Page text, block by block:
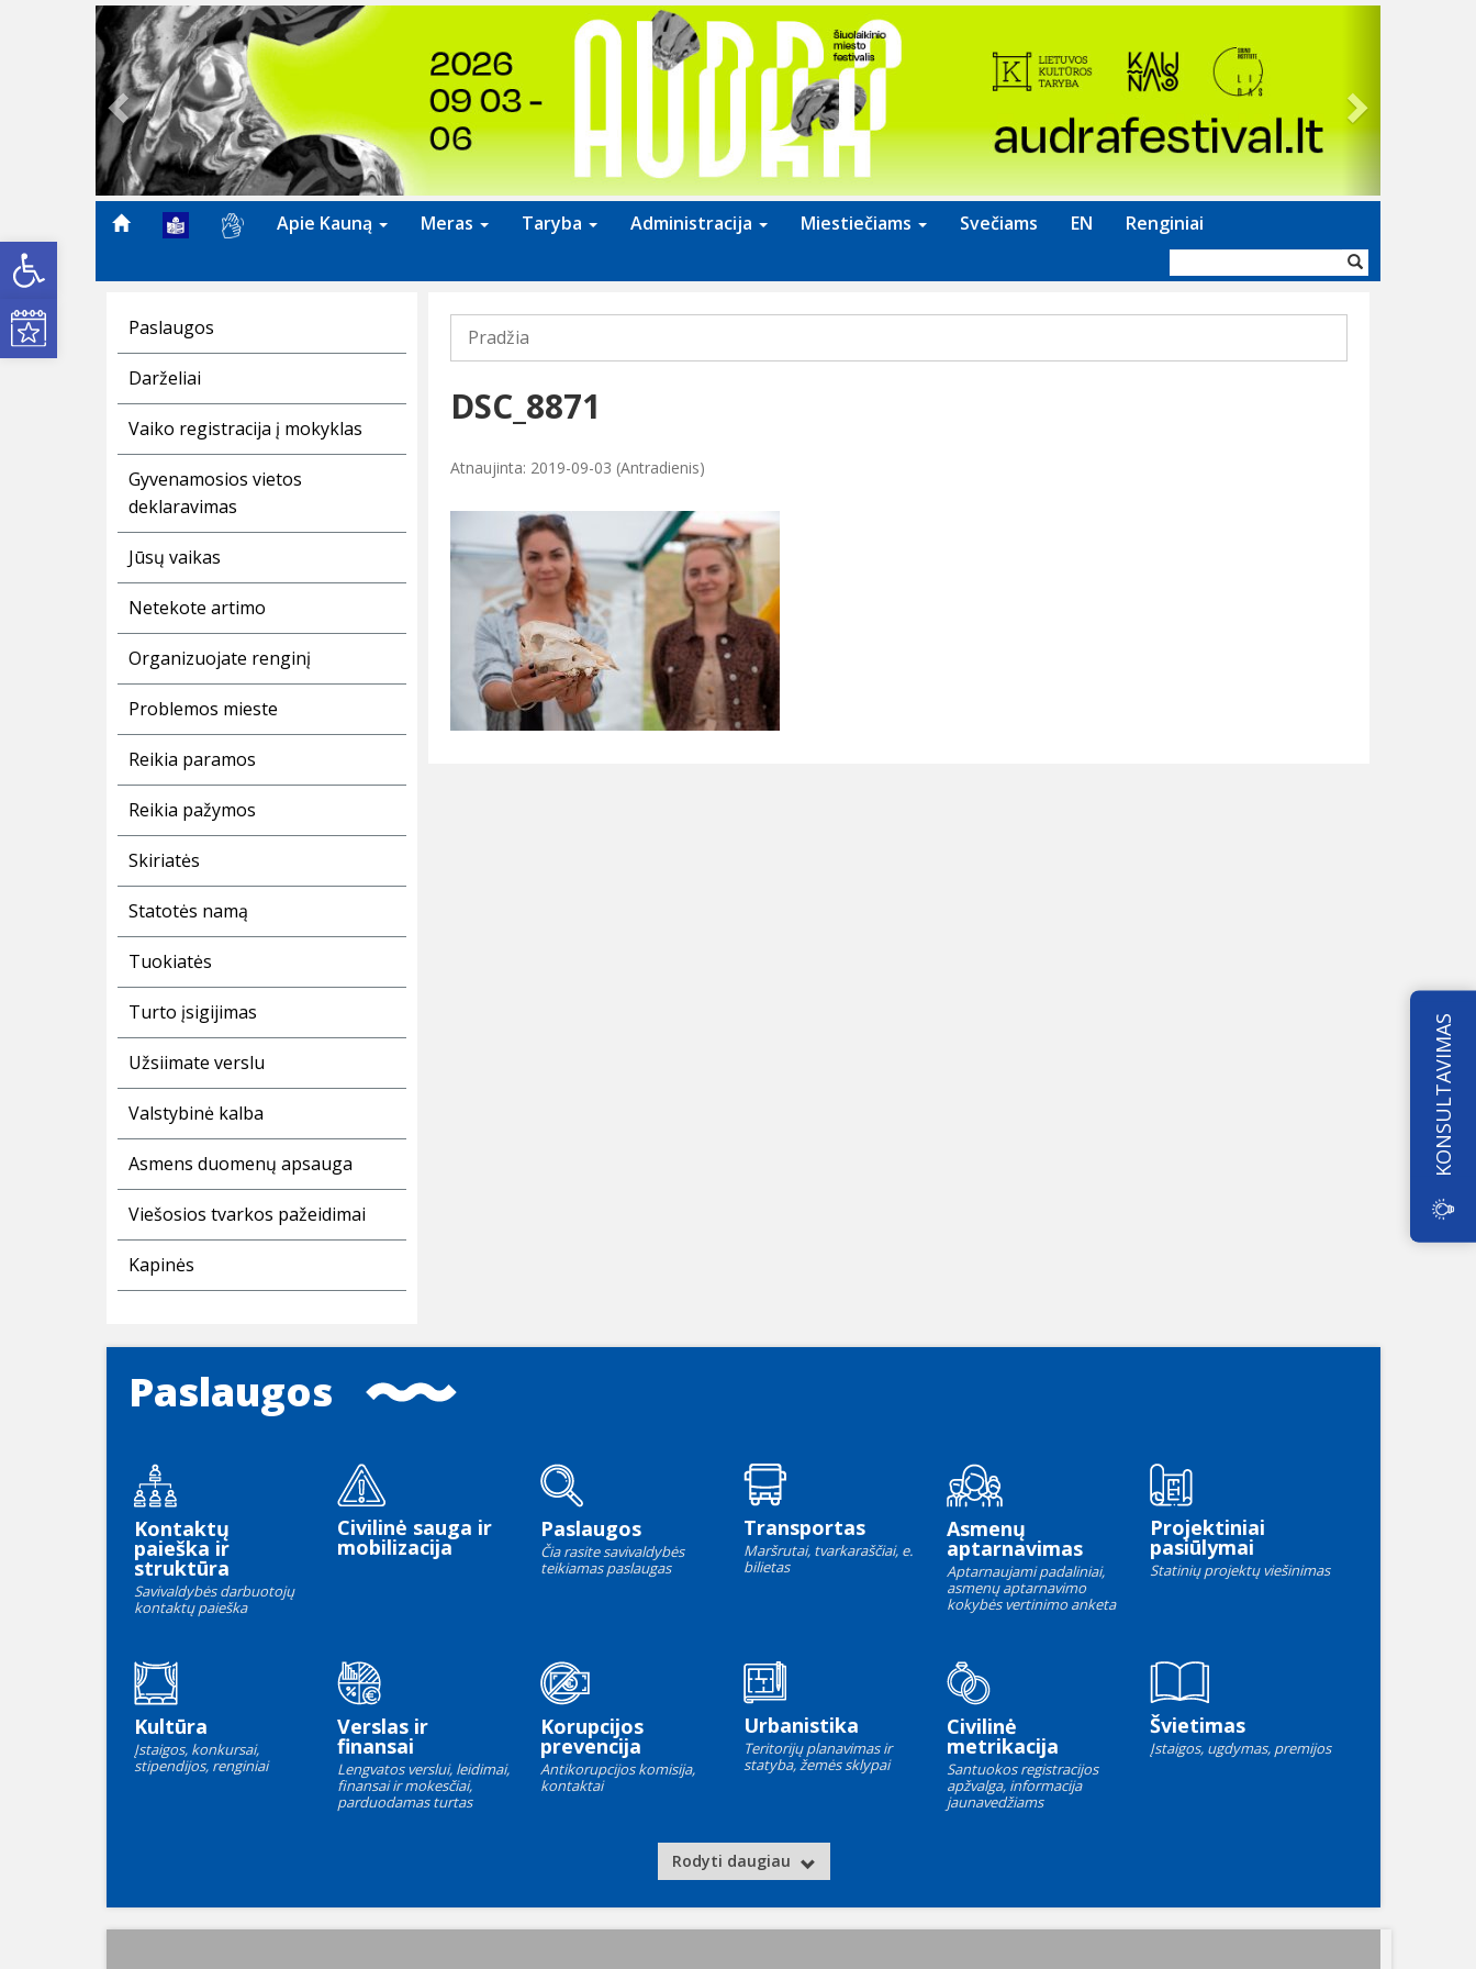
Open toolbar
Kultūros renginiai
Previous
Apie Kauną Meras Taryba Administracija Miestiečiams Svečiams EN Renginiai
forma
Paslaugos
Darželiai
Vaiko registracija į mokyklas
Gyvenamosios vietos
deklaravimas
Jūsų vaikas
Netekote artimo
Organizuojate renginį
Problemos mieste
Reikia paramos
Reikia pažymos
Skiriatės
Statotės namą
Tuokiatės
Turto įsigijimas
Užsiimate verslu
Valstybinė kalba
Asmens duomenų apsauga
Viešosios tvarkos pažeidimai
Kapinės
Pradžia
DSC_8871
Atnaujinta: 2019-09-03 (Antradienis)
Paslaugos
Kontaktų
paieška ir
struktūra
Savivaldybės darbuotojų
kontaktų paieška
Civilinė sauga ir
mobilizacija
Paslaugos
Čia rasite savivaldybės
teikiamas paslaugas
Transportas
Maršrutai, tvarkaraščiai, e.
bilietas
Asmenų
aptarnavimas
Aptarnaujami padaliniai,
asmenų aptarnavimo
kokybės vertinimo anketa
Projektiniai
pasiūlymai
Statinių projektų viešinimas
Kultūra
Įstaigos, konkursai,
stipendijos, renginiai
Verslas ir
finansai
Lengvatos verslui, leidimai,
finansai ir mokesčiai,
parduodamas turtas
Korupcijos
prevencija
Antikorupcijos komisija,
kontaktai
Urbanistika
Teritorijų planavimas ir
statyba, žemės sklypai
Civilinė
metrikacija
Santuokos registracijos
apžvalga, informacija
jaunavedžiams
Švietimas
Įstaigos, ugdymas, premijos
Rodyti daugiau
KONSULTAVIMAS